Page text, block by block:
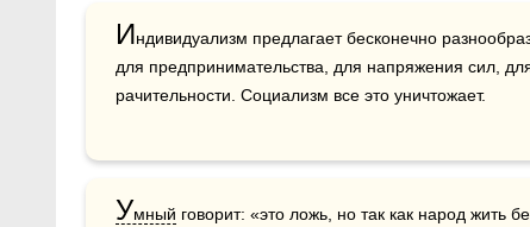
Индивидуализм предлагает бесконечно
для предпринимательства, для напряжения сил,
рачительности. Социализм все это уничтожает.
Умный говорит: «это ложь, но так как народ жить